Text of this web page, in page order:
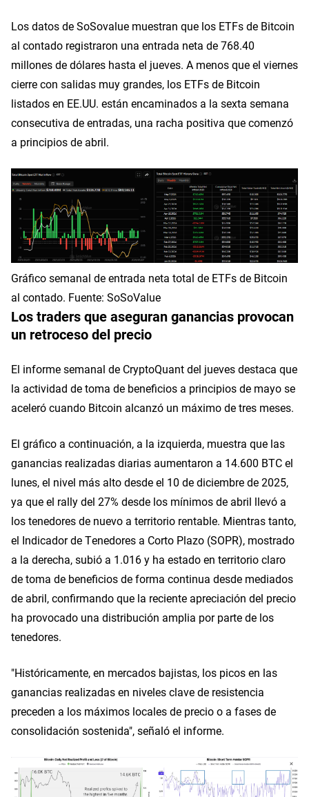
Los datos de SoSovalue muestran que los ETFs de Bitcoin
al contado registraron una entrada neta de 768.40
millones de dólares hasta el jueves. A menos que el viernes
cierre con salidas muy grandes, los ETFs de Bitcoin
listados en EE.UU. están encaminados a la sexta semana
consecutiva de entradas, una racha positiva que comenzó
a principios de abril.
Gráfico semanal de entrada neta total de ETFs de Bitcoin
al contado. Fuente: SoSoValue
Los traders que aseguran ganancias provocan
un retroceso del precio
El informe semanal de CryptoQuant del jueves destaca que
la actividad de toma de beneficios a principios de mayo se
aceleró cuando Bitcoin alcanzó un máximo de tres meses.
El gráfico a continuación, a la izquierda, muestra que las
ganancias realizadas diarias aumentaron a 14.600 BTC el
lunes, el nivel más alto desde el 10 de diciembre de 2025,
ya que el rally del 27% desde los mínimos de abril llevó a
los tenedores de nuevo a territorio rentable. Mientras tanto,
el Indicador de Tenedores a Corto Plazo (SOPR), mostrado
a la derecha, subió a 1.016 y ha estado en territorio claro
de toma de beneficios de forma continua desde mediados
de abril, confirmando que la reciente apreciación del precio
ha provocado una distribución amplia por parte de los
tenedores.
"Históricamente, en mercados bajistas, los picos en las
ganancias realizadas en niveles clave de resistencia
preceden a los máximos locales de precio o a fases de
consolidación sostenida", señaló el informe.